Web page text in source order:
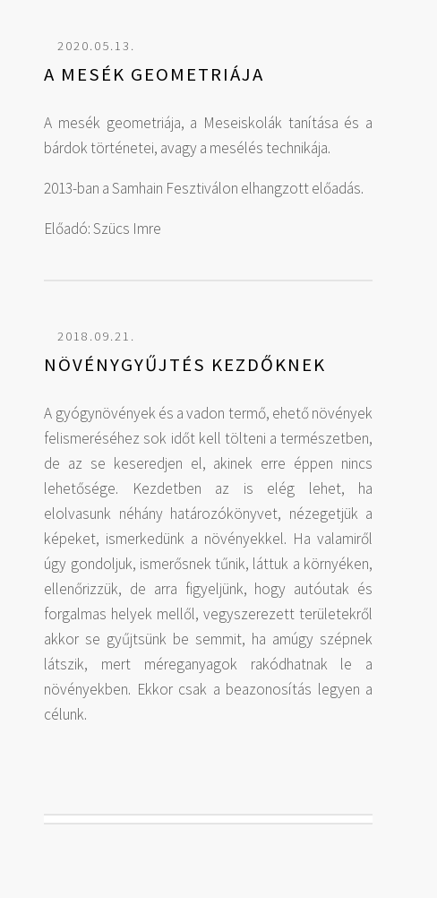
2020.05.13.
A MESÉK GEOMETRIÁJA
A mesék geometriája, a Meseiskolák tanítása és a
bárdok történetei, avagy a mesélés technikája.
2013-ban a Samhain Fesztiválon elhangzott előadás.
Előadó: Szücs Imre
2018.09.21.
NÖVÉNYGYŰJTÉS KEZDŐKNEK
A gyógynövények és a vadon termő, ehető növények
felismeréséhez sok időt kell tölteni a természetben,
de az se keseredjen el, akinek erre éppen nincs
lehetősége. Kezdetben az is elég lehet, ha
elolvasunk néhány határozókönyvet, nézegetjük a
képeket, ismerkedünk a növényekkel. Ha valamiről
úgy gondoljuk, ismerősnek tűnik, láttuk a környéken,
ellenőrizzük, de arra figyeljünk, hogy autóutak és
forgalmas helyek mellől, vegyszerezett területekről
akkor se gyűjtsünk be semmit, ha amúgy szépnek
látszik, mert méreganyagok rakódhatnak le a
növényekben. Ekkor csak a beazonosítás legyen a
célunk.